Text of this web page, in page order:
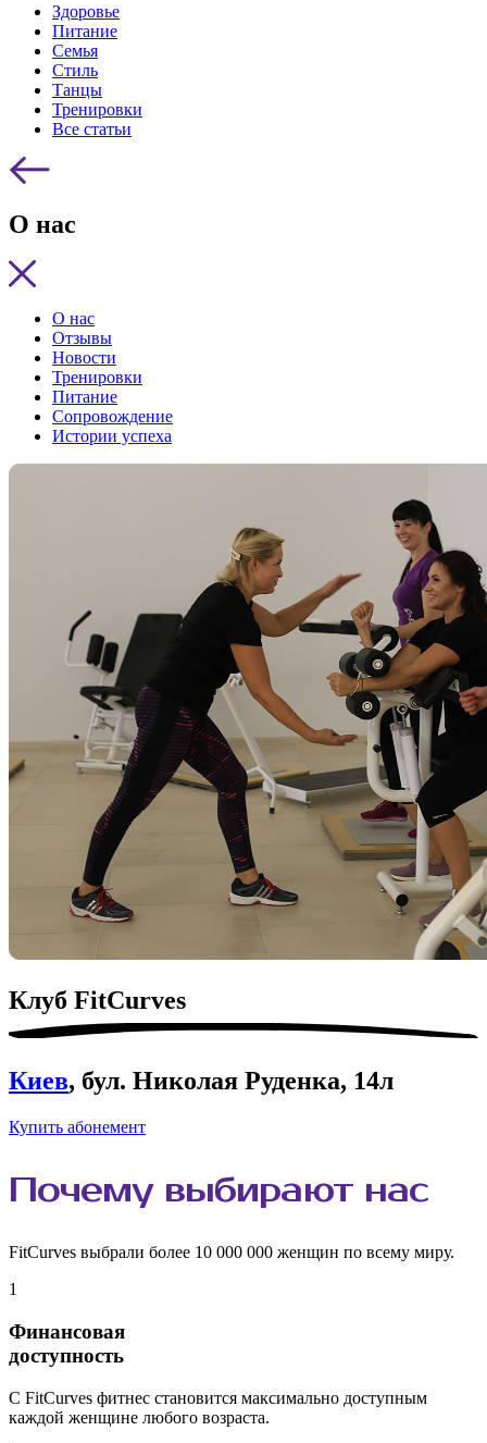
Здоровье
Питание
Семья
Стиль
Танцы
Тренировки
Все статьи
О нас
О нас
Отзывы
Новости
Тренировки
Питание
Сопровождение
Истории успеха
Клуб FitСurves
Киев, бул. Николая Руденка, 14л
Купить абонемент
Почему выбираютнас
FitCurves выбрали более 10 000 000 женщин по всему миру.
1
Финансовая
доступность
С FitCurves фитнес становится максимально доступным
каждой женщине любого возраста.